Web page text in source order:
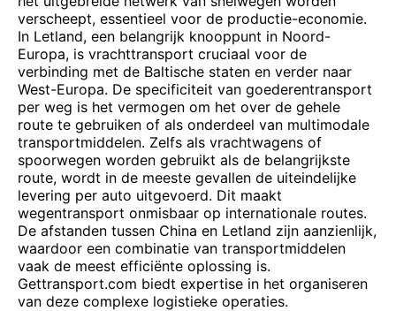
verscheept, essentieel voor de productie-economie.
In Letland, een belangrijk knooppunt in Noord-
Europa, is vrachttransport cruciaal voor de
verbinding met de Baltische staten en verder naar
West-Europa. De specificiteit van goederentransport
per weg is het vermogen om het over de gehele
route te gebruiken of als onderdeel van multimodale
transportmiddelen. Zelfs als vrachtwagens of
spoorwegen worden gebruikt als de belangrijkste
route, wordt in de meeste gevallen de uiteindelijke
levering per auto uitgevoerd. Dit maakt
wegentransport onmisbaar op internationale routes.
De afstanden tussen China en Letland zijn aanzienlijk,
waardoor een combinatie van transportmiddelen
vaak de meest efficiënte oplossing is.
Gettransport.com biedt expertise in het organiseren
van deze complexe logistieke operaties.